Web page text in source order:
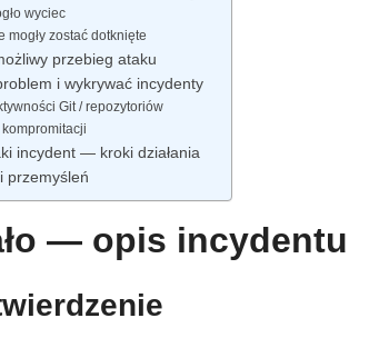
wyciec
mogły zostać dotknięte
przebieg ataku
i wykrywać incydenty
Git / repozytoriów
incydent — kroki działania
przemyśleń
— opis incydentu